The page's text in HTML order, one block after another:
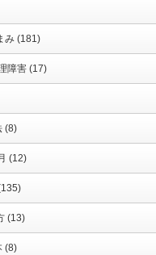
み (181)
障害 (17)
(8)
(12)
(13)
(8)